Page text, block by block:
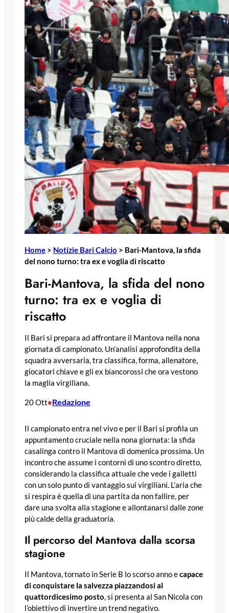
Home > Notizie Bari Calcio > Bari-Mantova, la sfida
del nono turno: tra ex e voglia di riscatto
Bari-Mantova, la sfida del nono
turno: tra ex e voglia di
riscatto
Il Bari si prepara ad affrontare il Mantova nella nona
giornata di campionato. Un’analisi approfondita della
squadra avversaria, tra classifica, forma, allenatore,
giocatori chiave e gli ex biancorossi che ora vestono
la maglia virgiliana.
20 Ott•Redazione
Il campionato entra nel vivo e per il Bari si profila un
appuntamento cruciale nella nona giornata: la sfida
casalinga contro il Mantova di domenica prossima. Un
incontro che assume i contorni di uno scontro diretto,
considerando la classifica attuale che vede i galletti
con un solo punto di vantaggio sui virgiliani. L’aria che
si respira è quella di una partita da non fallire, per
dare una svolta alla stagione e allontanarsi dalle zone
più calde della graduatoria.
Il percorso del Mantova dalla scorsa
stagione
Il Mantova, tornato in Serie B lo scorso anno ecapace
di conquistare la salvezza piazzandosi al
quattordicesimo posto, si presenta al San Nicola con
l’obiettivo di invertire un trend negativo.